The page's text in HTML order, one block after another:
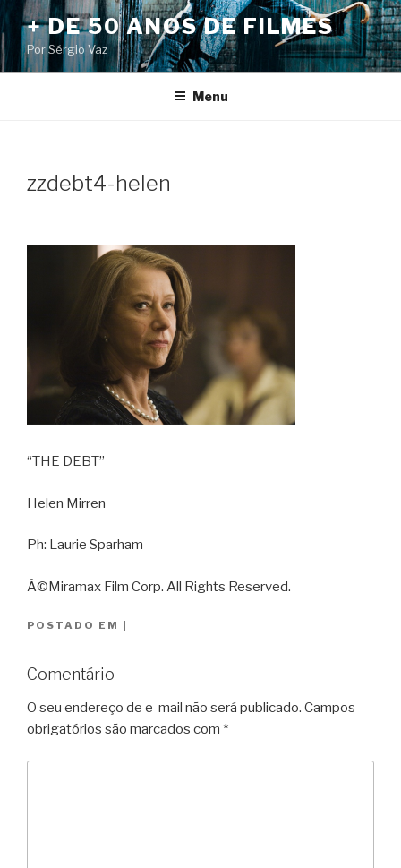
Pular
para
o
conteúdo
+ DE 50 ANOS DE FILMES
Por Sérgio Vaz
Menu
zzdebt4-helen
“THE DEBT”
Helen Mirren
Ph: Laurie Sparham
Â©Miramax Film Corp. All Rights Reserved.
POSTADO EM
Comentário
O seu endereço de e-mail não será publicado. Campos
obrigatórios são marcados com *